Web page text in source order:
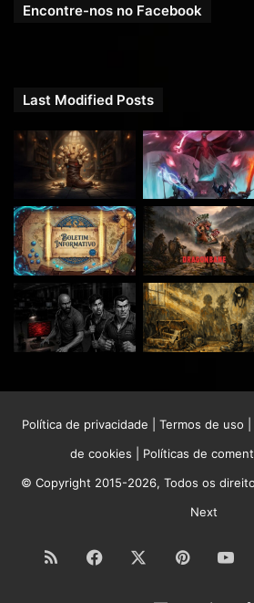
Encontre-nos no Facebook
Last Modified Posts
Política de privacidade Termos de uso
de cookies
Políticas de
© Copyright 2015-2026, Todos os
Next
RSS Facebook Pinterest